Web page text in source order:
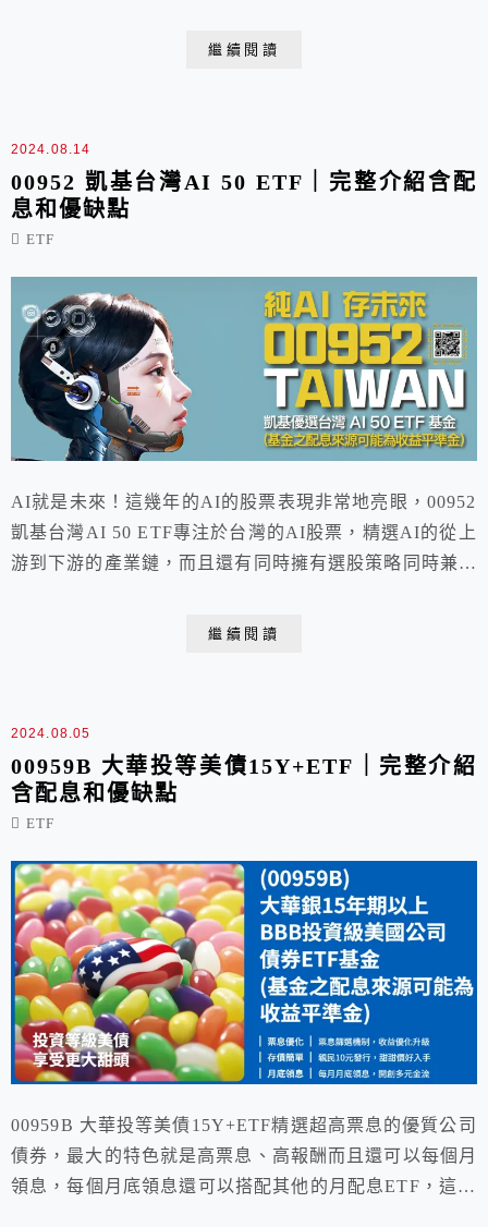
必看的數據，這篇就是公布2024年美國初領失業金人數
繼續閱讀
2024.08.14
00952 凱基台灣AI 50 ETF｜完整介紹含配
息和優缺點
ETF
AI就是未來！這幾年的AI的股票表現非常地亮眼，00952
凱基台灣AI 50 ETF專注於台灣的AI股票，精選AI的從上
游到下游的產業鏈，而且還有同時擁有選股策略同時兼顧
基台灣AI 50 ETF的完整介紹含配息、優缺點和到底該買
繼續閱讀
2024.08.05
00959B 大華投等美債15Y+ETF｜完整介紹
含配息和優缺點
ETF
00959B 大華投等美債15Y+ETF精選超高票息的優質公司
債券，最大的特色就是高票息、高報酬而且還可以每個月
領息，每個月底領息還可以搭配其他的月配息ETF，這篇